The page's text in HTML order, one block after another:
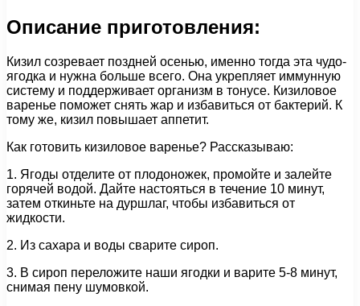
Описание приготовления:
Кизил созревает поздней осенью, именно тогда эта чудо-
ягодка и нужна больше всего. Она укрепляет иммунную
систему и поддерживает организм в тонусе. Кизиловое
варенье поможет снять жар и избавиться от бактерий. К
тому же, кизил повышает аппетит.
Как готовить кизиловое варенье? Рассказываю:
1. Ягоды отделите от плодоножек, промойте и залейте
горячей водой. Дайте настояться в течение 10 минут,
затем откиньте на дуршлаг, чтобы избавиться от
жидкости.
2. Из сахара и воды сварите сироп.
3. В сироп переложите наши ягодки и варите 5-8 минут,
снимая пену шумовкой.